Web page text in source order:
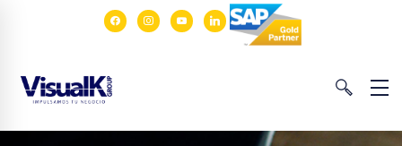
facebookinstagram
youtubelinkedin